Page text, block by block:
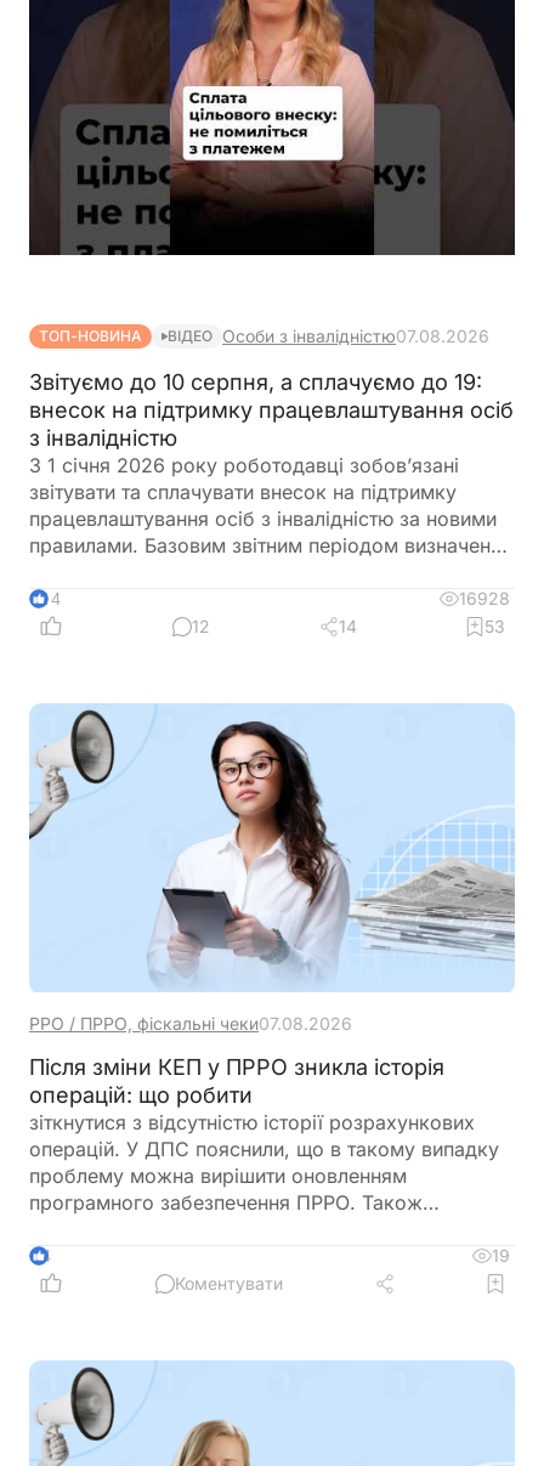
ТОП-НОВИНА ВІДЕО Особи з інвалідністю07.08.2026
Звітуємо до 10 серпня, а сплачуємо до 19:
внесок на підтримку працевлаштування осіб
з інвалідністю
З 1 січня 2026 року роботодавці зобов’язані
звітувати та сплачувати внесок на підтримку
працевлаштування осіб з інвалідністю за новими
правилами. Базовим звітним періодом визначено
податкового органу протягом 40 календарних
днів після закінчення кварталу, а сплата внеску
14
16928
12
14 53
РРО / ПРРО, фіскальні чеки07.08.2026
Після зміни КЕП у ПРРО зникла історія
операцій: що робити
зіткнутися з відсутністю історії розрахункових
операцій. У ДПС пояснили, що в такому випадку
проблему можна вирішити оновленням
програмного забезпечення ПРРО. Також
повідомлення за формою J/F1391802 із даними
нового сертифіката відкритого ключа
4
19
Коментувати